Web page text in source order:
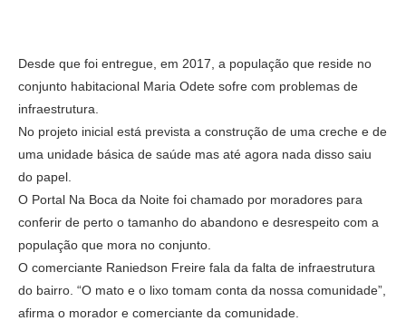
Desde que foi entregue, em 2017, a população que reside no
conjunto habitacional Maria Odete sofre com problemas de
infraestrutura.
No projeto inicial está prevista a construção de uma creche e de
uma unidade básica de saúde mas até agora nada disso saiu
do papel.
O Portal Na Boca da Noite foi chamado por moradores para
conferir de perto o tamanho do abandono e desrespeito com a
população que mora no conjunto.
O comerciante Raniedson Freire fala da falta de infraestrutura
do bairro. “O mato e o lixo tomam conta da nossa comunidade”,
afirma o morador e comerciante da comunidade.